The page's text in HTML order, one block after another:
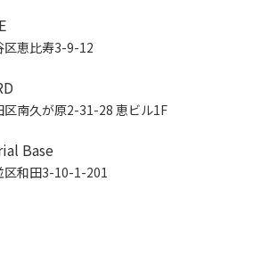
区恵比寿3-9-12
南久が原2-31-28 恵ビル1F
Base
区和田3-10-1-201